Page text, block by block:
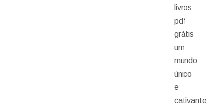
livros
pdf
grátis
um
mundo
único
e
cativante